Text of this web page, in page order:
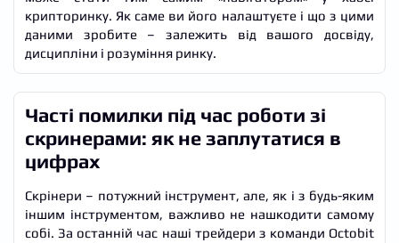
крипторинку. Як саме ви його налаштуєте і що з цими
даними зробите – залежить від вашого досвіду,
дисципліни і розуміння ринку.
Часті помилки під час роботи зі
скринерами: як не заплутатися в
цифрах
Скрінери – потужний інструмент, але, як і з будь-яким
іншим інструментом, важливо не нашкодити самому
собі. За останній час наші трейдери з команди Octobit